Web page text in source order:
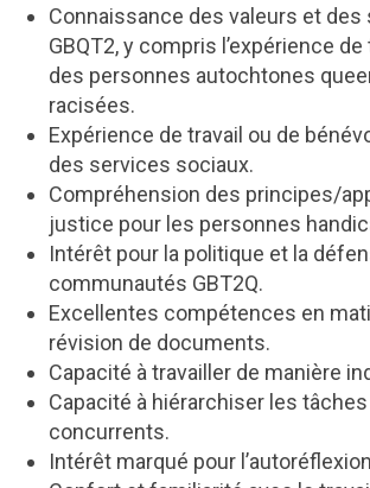
Connaissance des valeurs et
GBQT2, y compris l’expérience
des personnes autochtones
racisées.
Expérience de travail ou de
des services sociaux.
Compréhension des principes/
justice pour les personnes
Intérêt pour la politique et la
communautés GBT2Q.
Excellentes compétences en
révision de documents.
Capacité à travailler de manière
Capacité à hiérarchiser les
concurrents.
Intérêt marqué pour